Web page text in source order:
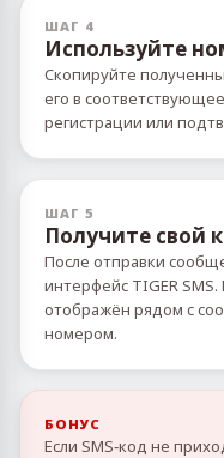
ШАГ 4
Используйте
Скопируйте
его в
регистрации или
ШАГ 5
Получите свой
После отправки
интерфейс TIGER
отображён рядом с
номером.
БОНУС
Если SMS‑код не